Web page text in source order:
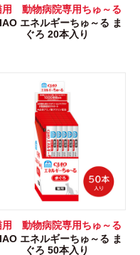
用 動物病院専用ちゅ～る
エネルギーちゅ～る ま
ぐろ 20本入り
用 動物病院専用ちゅ～る
エネルギーちゅ～る ま
ぐろ 50本入り